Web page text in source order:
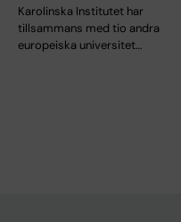
Karolinska Institutet har
tillsammans med tio andra
europeiska universitet…